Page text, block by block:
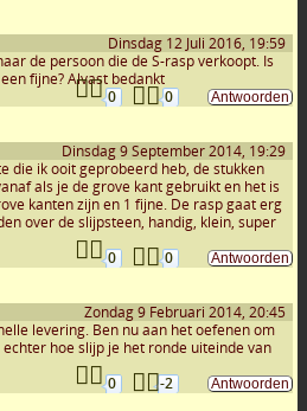
Dinsdag 12 Juli 2016, 19:59
de persoon die de S-rasp verkoopt. Is
fijne? Alvast bedankt
0
0
Dinsdag 9 September 2014, 19:29
die ik ooit geprobeerd heb, de stukken
als je de grove kant gebruikt en het is
kanten zijn en 1 fijne. De rasp gaat erg
over de slijpsteen, handig, klein, super
0
0
Zondag 9 Februari 2014, 20:45
levering. Ben nu aan het oefenen om
hoe slijp je het ronde uiteinde van
0
-2